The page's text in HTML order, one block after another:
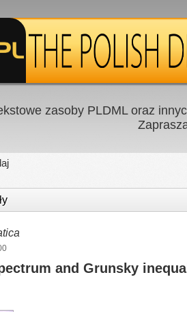
zasoby PLDML oraz
and Grunsky